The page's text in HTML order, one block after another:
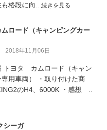
格段に向.. 続きを見る
ロード（キャンピングカー
2018年11月06日
トヨタ カムロード（キャン
専用車両） ・取り付けた商
のH4、6000K ・感想 ..
シーガ